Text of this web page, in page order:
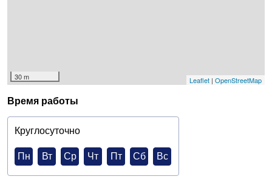
30 m Leaflet | OpenStreetMap
Время работы
Круглосуточно
Пн Вт Ср Чт Пт Сб Вс